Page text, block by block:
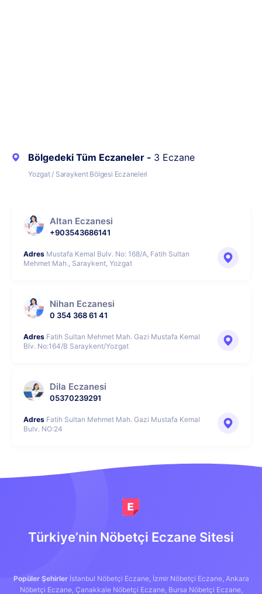
Bölgedeki Tüm Eczaneler - 3 Eczane
Yozgat / Saraykent Bölgesi Eczaneleri
Altan Eczanesi
+903543686141
Adres Mustafa Kemal Bulv. No: 168/A, Fatih Sultan
Mehmet Mah., Saraykent, Yozgat
Nihan Eczanesi
0 354 368 61 41
Adres Fatih Sultan Mehmet Mah. Gazi Mustafa Kemal
Blv. No:164/B Saraykent/Yozgat
Dila Eczanesi
05370239291
Adres Fatih Sultan Mehmet Mah. Gazi Mustafa Kemal
Bulv. NO:24
Türkiye’nin Nöbetçi Eczane Sitesi
Popüler Şehirler İstanbul Nöbetçi Eczane, İzmir Nöbetçi Eczane, Ankara
Nöbetçi Eczane, Çanakkale Nöbetçi Eczane, Bursa Nöbetçi Eczane,